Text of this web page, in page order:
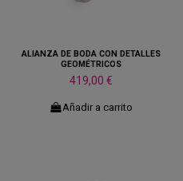
ALIANZA DE BODA CON DETALLES
GEOMÉTRICOS
419,00 €
Añadir a carrito